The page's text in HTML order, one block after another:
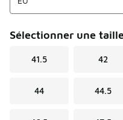
Sélectionner une
41.5 42
44 44.5